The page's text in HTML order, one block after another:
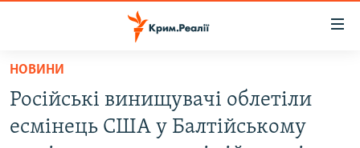
Перейти
основного
матеріалу
Перейти
ВІДЕО ТА ФОТО
НОВИНИ
Російські винищувачі облетіли
есмінець США у Балтійському